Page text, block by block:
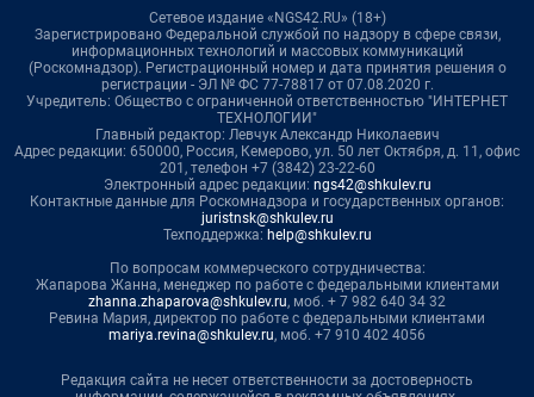
Сетевое издание «NGS42.RU» (18+)
Зарегистрировано Федеральной службой по надзору в сфере связи,
информационных технологий и массовых коммуникаций
(Роскомнадзор). Регистрационный номер и дата принятия решения о
регистрации - ЭЛ № ФС 77-78817 от 07.08.2020 г.
Учредитель: Общество с ограниченной ответственностью "ИНТЕРНЕТ
ТЕХНОЛОГИИ"
Главный редактор: Левчук Александр Николаевич
Адрес редакции: 650000, Россия, Кемерово, ул. 50 лет Октября, д. 11, офис
201, телефон +7 (3842) 23-22-60
Электронный адрес редакции: ngs42@shkulev.ru
Контактные данные для Роскомнадзора и государственных органов:
juristnsk@shkulev.ru
Техподдержка: help@shkulev.ru
По вопросам коммерческого сотрудничества:
Жапарова Жанна, менеджер по работе с федеральными клиентами
zhanna.zhaparova@shkulev.ru, моб. + 7 982 640 34 32
Ревина Мария, директор по работе с федеральными клиентами
mariya.revina@shkulev.ru, моб. +7 910 402 4056
Редакция сайта не несет ответственности за достоверность